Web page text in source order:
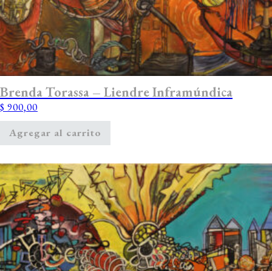
Brenda Torassa – Liendre Inframúndica
$ 900,00
Agregar al carrito